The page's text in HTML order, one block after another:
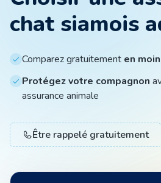
Moto
Habitation
Animal
chat siamois
Comparez gratuitement en
Protégez votre compagnon
assurance animale
Être rappelé gratuitement